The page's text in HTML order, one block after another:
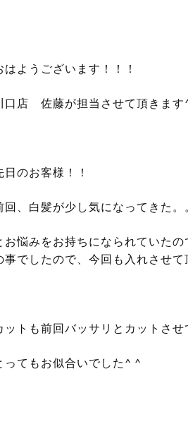
はようございます！！！
口店 佐藤が担当させて頂きます
日のお客様！！
回、白髪が少し気になってきた。
お悩みをお持ちになられていた
事でしたので、今回も入れさせ
ットも前回バッサリとカットさ
ってもお似合いでした^ ^